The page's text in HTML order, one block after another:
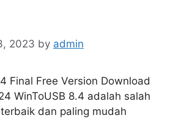
2023 by admin
Final Free Version Download
WinToUSB 8.4 adalah salah
dan paling mudah